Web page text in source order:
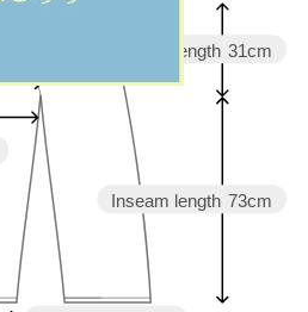
Inseam length 73cm
Rise length 31cm